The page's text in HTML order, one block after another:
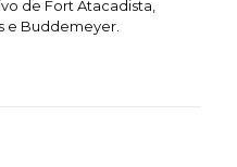
de Fort Atacadista,
e Buddemeyer.